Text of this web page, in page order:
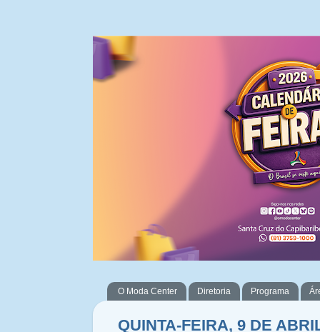
O Moda Center Diretoria Programa
QUINTA-FEIRA, 9 DE